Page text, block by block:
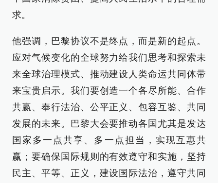
求。
他强调，巴黎协议不是终点，而是新的起点。
应对气候变化的全球努力给我们思考和探索未
来全球治理模式、推动建设人类命运共同体带
来宝贵启示。我们要创造一个各尽所能、合作
共赢、奉行法治、公平正义、包容互鉴、共同
发展的未来。巴黎大会要推动各国尤其是发达
国家多一点共享、多一点担当，实现互惠共
赢；要确保国际规则的有效遵守和实施，坚持
民主、平等、正义，建设国际法治，遵守共同